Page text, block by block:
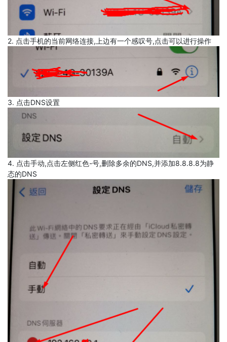
2. 点击手机的当前网络连接,上边有一个感叹号,点击可以进行操作
3. 点击DNS设置
4. 点击手动,点击左侧红色-号,删除多余的DNS,并添加8.8.8.8为静
态的DNS